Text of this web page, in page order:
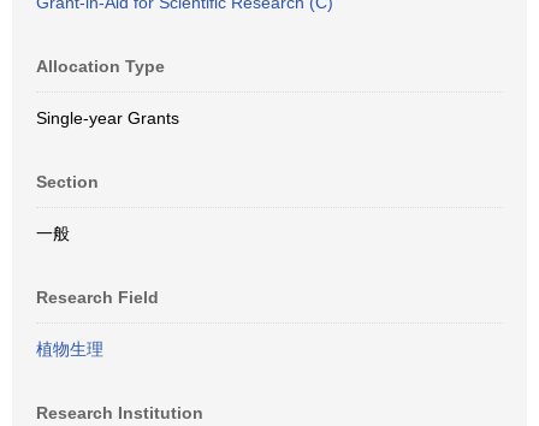
Allocation Type
Single-year Grants
Section
一般
Research Field
植物生理
Research Institution